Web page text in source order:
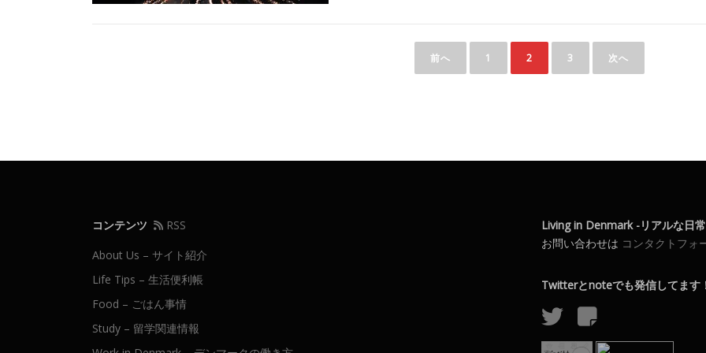
ゲ
シ
ョ
ン
前へ 1 2 3 次へ
コンテンツ
RSS
About Us – サイト紹介
Life Tips – 生活便利帳
Food – ごはん事情
Study – 留学関連情報
Living in Denmark -リアルな日
お問い合わせは コンタクトフォ
Twitterとnoteでも発信してます